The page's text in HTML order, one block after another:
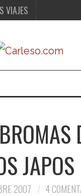
VIAJES
JAPOS
2007 4